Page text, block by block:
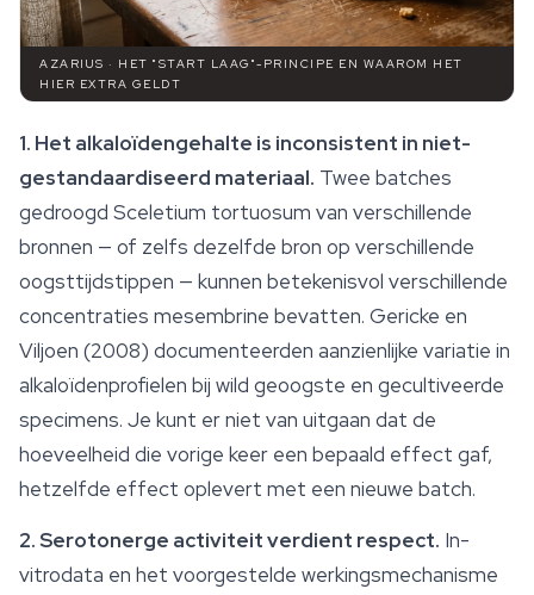
AZARIUS · HET "START LAAG"-PRINCIPE EN WAAROM HET
HIER EXTRA GELDT
1. Het alkaloïdengehalte is inconsistent in niet-
gestandaardiseerd materiaal. Twee batches
gedroogd Sceletium tortuosum van verschillende
bronnen — of zelfs dezelfde bron op verschillende
oogsttijdstippen — kunnen betekenisvol verschillende
concentraties mesembrine bevatten. Gericke en
Viljoen (2008) documenteerden aanzienlijke variatie in
alkaloïdenprofielen bij wild geoogste en gecultiveerde
specimens. Je kunt er niet van uitgaan dat de
hoeveelheid die vorige keer een bepaald effect gaf,
hetzelfde effect oplevert met een nieuwe batch.
2. Serotonerge activiteit verdient respect. In-
vitrodata en het voorgestelde werkingsmechanisme